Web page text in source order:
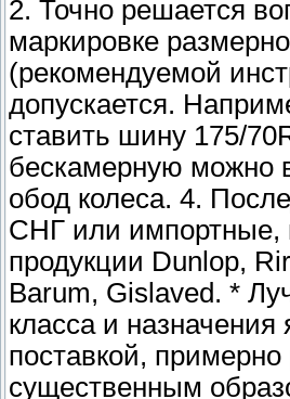
2. Точно решается
маркировке
(рекомендуемой
допускается.
ставить шину 175/
бескамерную можно
обод колеса. 4.
СНГ или импортные,
продукции Dunlop,
Barum, Gislaved. *
класса и назначения
поставкой,
существенным